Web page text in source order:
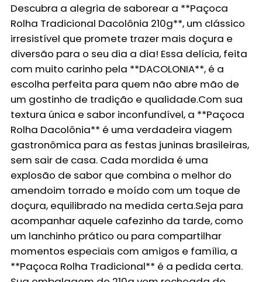
Descubra a alegria de saborear a **Paçoca
Rolha Tradicional Dacolônia 210g**, um clássico
irresistível que promete trazer mais doçura e
diversão para o seu dia a dia! Essa delícia, feita
com muito carinho pela **DACOLONIA**, é a
escolha perfeita para quem não abre mão de
um gostinho de tradição e qualidade.Com sua
textura única e sabor inconfundível, a **Paçoca
Rolha Dacolônia** é uma verdadeira viagem
gastronômica para as festas juninas brasileiras,
sem sair de casa. Cada mordida é uma
explosão de sabor que combina o melhor do
amendoim torrado e moído com um toque de
doçura, equilibrado na medida certa.Seja para
acompanhar aquele cafezinho da tarde, como
um lanchinho prático ou para compartilhar
momentos especiais com amigos e família, a
**Paçoca Rolha Tradicional** é a pedida certa.